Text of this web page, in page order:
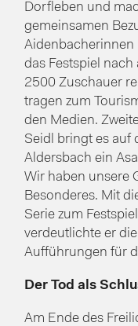
Dorfleben und
gemeinsamen
Aidenbacherinnen
das Festspiel
2500 Zuschauer
tragen zum
den Medien.
Seidl bringt es auf
Aldersbach ein
Wir haben unsere
Besonderes. Mit
Serie zum
verdeutlichte er
Aufführungen für
Der Tod als
Am Ende des